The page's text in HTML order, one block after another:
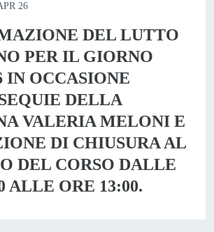
26
DEL LUTTO
PER IL GIORNO
IN OCCASIONE
DELLA
VALERIA MELONI E
DI CHIUSURA AL
DEL CORSO DALLE
ALLE ORE 13:00.